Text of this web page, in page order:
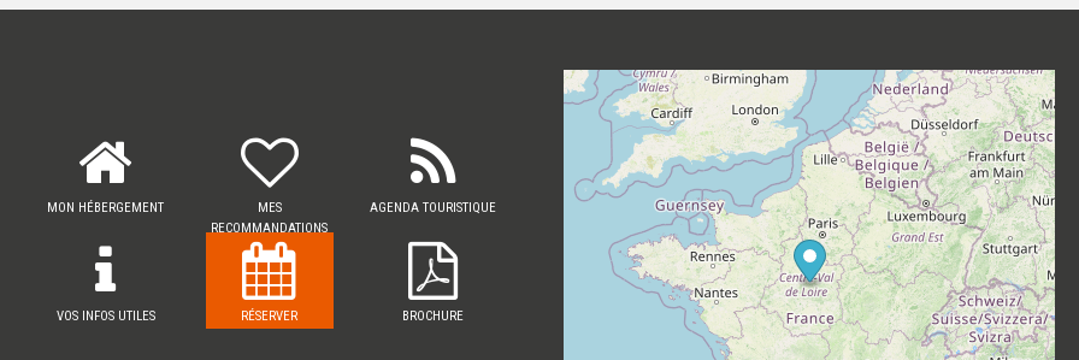
MON HÉBERGEMENT
MES
RECOMMANDATIONS
AGENDA TOURISTIQUE
VOS INFOS UTILES RÉSERVER BROCHURE